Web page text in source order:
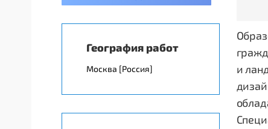
География работ
Москва [Россия]
и